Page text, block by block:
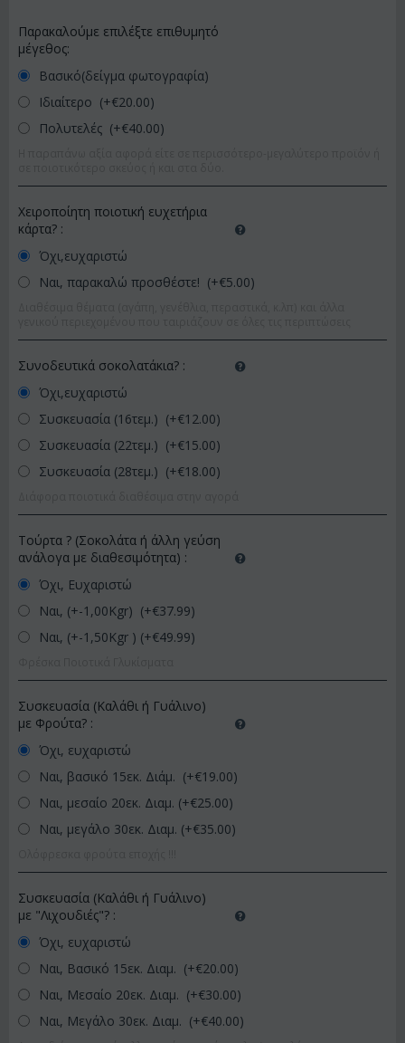
Παρακαλούμε επιλέξτε επιθυμητό
μέγεθος:
Βασικό(δείγμα φωτογραφία)
Ιδιαίτερο (+€20.00)
Πολυτελές (+€40.00)
Χειροποίητη ποιοτική ευχετήρια
κάρτα? :
Όχι,ευχαριστώ
Ναι, παρακαλώ προσθέστε! (+€5.00)
Συνοδευτικά σοκολατάκια? :
Όχι,ευχαριστώ
Συσκευασία (16τεμ.) (+€12.00)
Συσκευασία (22τεμ.) (+€15.00)
Συσκευασία (28τεμ.) (+€18.00)
Τούρτα ? (Σοκολάτα ή άλλη γεύση
ανάλογα με διαθεσιμότητα) :
Όχι, Ευχαριστώ
Ναι, (+-1,00Kgr) (+€37.99)
Ναι, (+-1,50Kgr ) (+€49.99)
Συσκευασία (Καλάθι ή Γυάλινο)
με Φρούτα? :
Όχι, ευχαριστώ
Ναι, βασικό 15εκ. Διάμ. (+€19.00)
Ναι, μεσαίο 20εκ. Διαμ. (+€25.00)
Ναι, μεγάλο 30εκ. Διαμ. (+€35.00)
Συσκευασία (Καλάθι ή Γυάλινο)
με "Λιχουδιές"? :
Όχι, ευχαριστώ
Ναι, Βασικό 15εκ. Διαμ. (+€20.00)
Ναι, Μεσαίο 20εκ. Διαμ. (+€30.00)
Ναι, Μεγάλο 30εκ. Διαμ. (+€40.00)